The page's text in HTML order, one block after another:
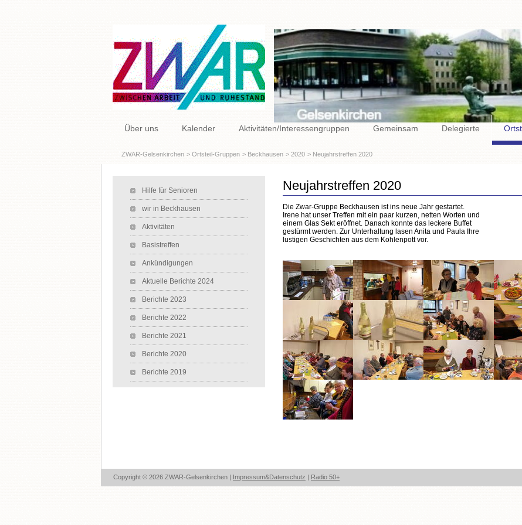
Navigation
Über uns Kalender Aktivitäten/Interessengruppen Gemeinsam Delegierte
ZWAR-Gelsenkirchen Ortsteil-Gruppen Beckhausen 2020 Neujahrstreffen 2020
Neujahrstreffen 2020
Die Zwar-Gruppe Beckhausen ist ins neue Jahr gestartet.
Irene hat unser Treffen mit ein paar kurzen, netten Worten und
einem Glas Sekt eröffnet. Danach konnte das leckere Buffet
gestürmt werden. Zur Unterhaltung lasen Anita und Paula Ihre
lustigen Geschichten aus dem Kohlenpott vor.
Hilfe für Senioren
wir in Beckhausen
Aktivitäten
Basistreffen
Ankündigungen
Aktuelle Berichte 2024
Berichte 2023
Berichte 2022
Berichte 2021
Berichte 2020
Berichte 2019
Copyright © 2026 ZWAR-Gelsenkirchen | Impressum&Datenschutz | Radio 50+